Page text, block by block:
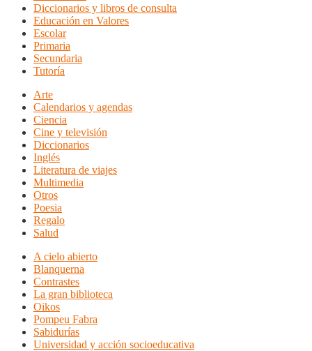
Diccionarios y libros de consulta
Educación en Valores
Escolar
Primaria
Secundaria
Tutoría
Arte
Calendarios y agendas
Ciencia
Cine y televisión
Diccionarios
Inglés
Literatura de viajes
Multimedia
Otros
Poesia
Regalo
Salud
A cielo abierto
Blanquerna
Contrastes
La gran biblioteca
Oikos
Pompeu Fabra
Sabidurías
Universidad y acción socioeducativa